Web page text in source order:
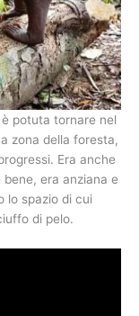
potuta tornare nel
zona della foresta,
Era anche
era anziana e
lo spazio di cui
di pelo.